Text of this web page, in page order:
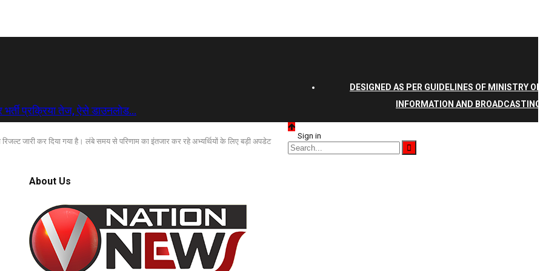
भर्ती प्रक्रिया तेज, ऐसे डाउनलोड…
रिजल्ट जारी कर दिया गया है। लंबे समय से परिणाम का इंतजार कर रहे अभ्यर्थियों के लिए बड़ी अपडेट
About Us
DESIGNED AS PER GUIDELINES OF MINISTRY OF
INFORMATION AND BROADCASTING
Sign in